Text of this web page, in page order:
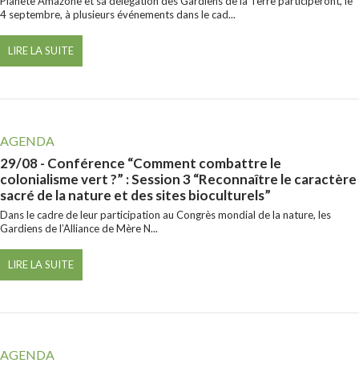
4 septembre, à plusieurs événements dans le cad...
LIRE LA SUITE
AGENDA
29/08- Conférence “Comment combattre le
colonialisme vert ?” : Session 3 “Reconnaître le caractère
sacré de la nature et des sites bioculturels”
Dans le cadre de leur participation au Congrès mondial de la nature, les
Gardiens de l’Alliance de Mère N...
LIRE LA SUITE
AGENDA